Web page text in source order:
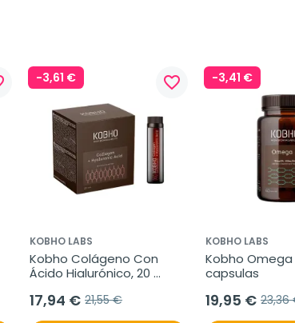
-3,61 € favorite_border
KOBHO LABS
Kobho Colágeno Con
Ácido Hialurónico, 20
17,94 € 21,55 €
-3,41 €
KOBHO LABS
Kobho Omega
capsulas
19,95 € 23,36